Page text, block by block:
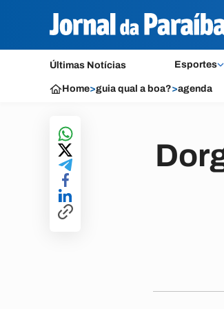
Últimas Notícias Esportes
Home>guia qual a boa?>agenda